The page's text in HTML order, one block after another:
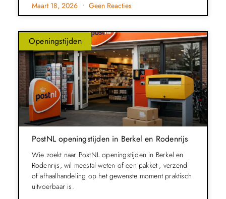
Maart 18, 2026 Geen Reacties
Openingstijden
PostNL openingstijden in Berkel en Rodenrijs
Wie zoekt naar PostNL openingstijden in Berkel en
Rodenrijs, wil meestal weten of een pakket-, verzend-
of afhaalhandeling op het gewenste moment praktisch
uitvoerbaar is.